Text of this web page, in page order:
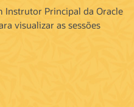
Instrutor Principal da Oracle
visualizar as sessões